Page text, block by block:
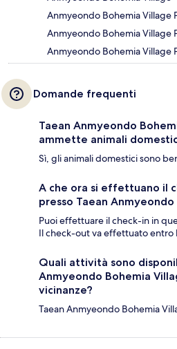
Anmyeondo Bohemia Village
Anmyeondo Bohemia Village
Anmyeondo Bohemia Village
Domande frequenti
Taean Anmyeondo
ammette animali
Sì, gli animali domestici sono
A che ora si effettuano il
presso Taean
Puoi effettuare il check-in in
Il check-out va effettuato entro
Quali attività sono
Anmyeondo Bohemia
vicinanze?
Taean Anmyeondo Bohemia